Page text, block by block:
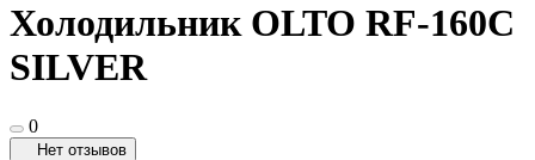
Холодильник OLTO RF-160C
SILVER
0
Нет отзывов